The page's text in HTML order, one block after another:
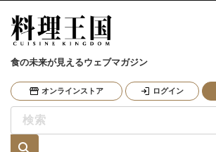
食の未来が見えるウェブマガジン
オンラインストア ログイン